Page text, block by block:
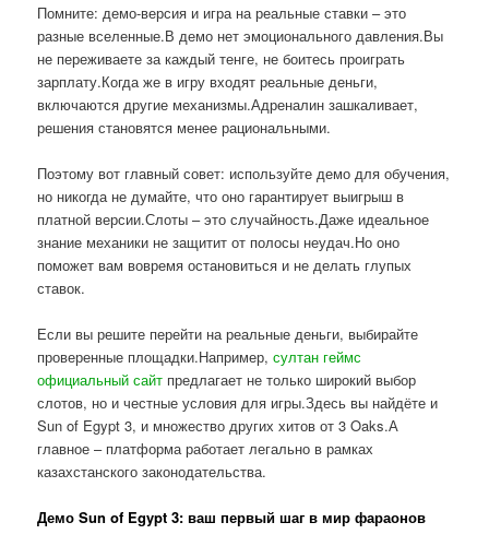
Помните: демо-версия и игра на реальные ставки – это
разные вселенные.В демо нет эмоционального давления.Вы
не переживаете за каждый тенге, не боитесь проиграть
зарплату.Когда же в игру входят реальные деньги,
включаются другие механизмы.Адреналин зашкаливает,
решения становятся менее рациональными.
Поэтому вот главный совет: используйте демо для обучения,
но никогда не думайте, что оно гарантирует выигрыш в
платной версии.Слоты – это случайность.Даже идеальное
знание механики не защитит от полосы неудач.Но оно
поможет вам вовремя остановиться и не делать глупых
ставок.
Если вы решите перейти на реальные деньги, выбирайте
проверенные площадки.Например,султан геймс
официальный сайт предлагает не только широкий выбор
слотов, но и честные условия для игры.Здесь вы найдёте и
Sun of Egypt 3, и множество других хитов от 3 Oaks.А
главное – платформа работает легально в рамках
казахстанского законодательства.
Демо Sun of Egypt 3: ваш первый шаг в мир фараонов